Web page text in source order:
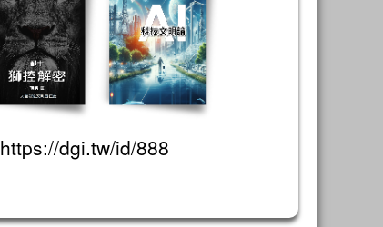
https://dgi.tw/id/888